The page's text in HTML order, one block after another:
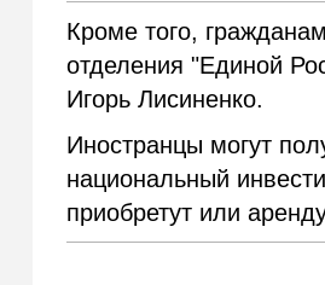
Кроме того,
отделения "Единой
Игорь Лисиненко.
Иностранцы могут
национальный
приобретут или